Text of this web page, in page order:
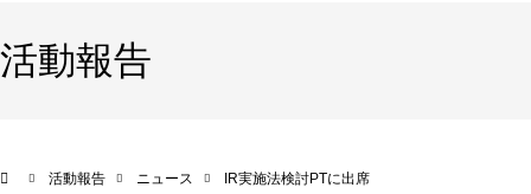
活動報告
活動報告 ニュース IR実施法検討PTに出席